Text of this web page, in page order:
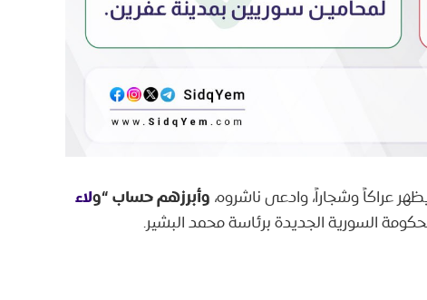
عراكاً وشجاراً، وادعى ناشروه، وأبرزهم حساب “ولاء
السورية الجديدة برئاسة محمد البشير.